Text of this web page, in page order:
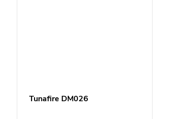
Tunafire DM026